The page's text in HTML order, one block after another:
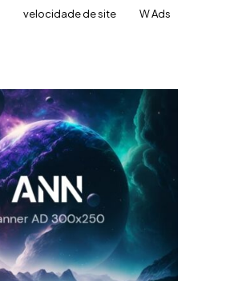
velocidade de site W Ads